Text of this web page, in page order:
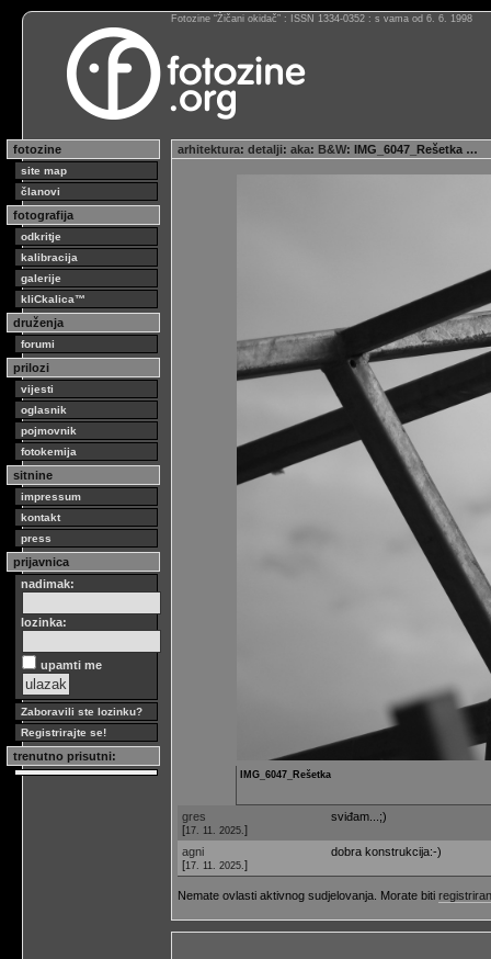
Fotozine “Žičani okidač” : ISSN 1334-0352 : s vama od 6. 6. 1998
fotozine
site map
članovi
fotografija
odkritje
kalibracija
galerije
kliCkalica™
druženja
forumi
prilozi
vijesti
oglasnik
pojmovnik
fotokemija
sitnine
impressum
kontakt
press
prijavnica
nadimak:
lozinka:
upamti me
Zaboravili ste lozinku?
Registrirajte se!
trenutno prisutni:
arhitektura: detalji: aka: B&W: IMG_6047_Rešetka …
IMG_6047_Rešetka
gres
[17. 11. 2025. ]
sviđam...;)
agni
[17. 11. 2025. ]
dobra konstrukcija:-)
Nemate ovlasti aktivnog sudjelovanja. Morate biti